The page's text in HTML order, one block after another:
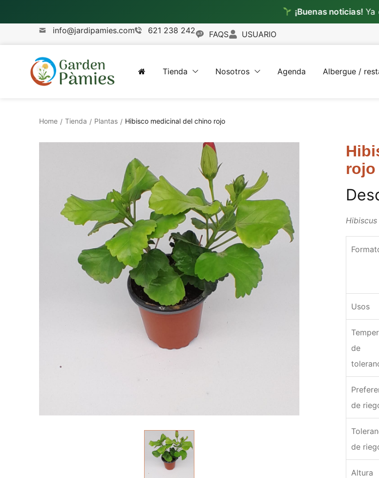
¡Buenas noticias!Ya
info@jardipamies.com
621 238 242 FAQS USUARIO
Tienda Nosotros Agenda Albergue /
Home / Tienda / Plantas / Hibisco medicinal del chino rojo
rojo
Usos
de
de
de
Altura